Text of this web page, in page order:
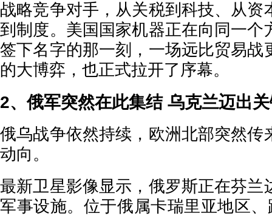
战略竞争对手，从关税到科技、从资
到制度。美国国家机器正在向同一个
签下名字的那一刻，一场远比贸易战
的大博弈，也正式拉开了序幕。
2、俄军突然在此集结 乌克兰迈出
俄乌战争依然持续，欧洲北部突然传
动向。
最新卫星影像显示，俄罗斯正在芬兰
军事设施。位于俄属卡瑞里亚地区